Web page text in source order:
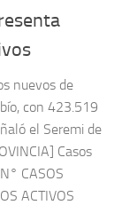
nuevos de
con 423.519
el Seremi de
Casos
CASOS
ACTIVOS